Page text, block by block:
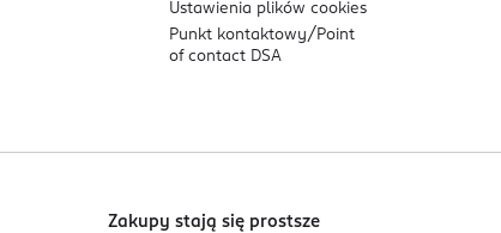
Ustawienia plikówcookies
Punkt kontaktowy/ Point
of contact DSA
Zakupy stają się prostsze